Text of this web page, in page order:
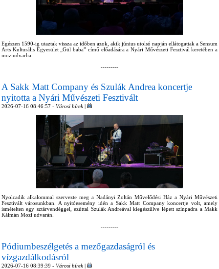
Egészen 1590-ig utaztak vissza az időben azok, akik június utolsó napján ellátogattak a Sensum
Arts Kulturális Egyesület „Gül baba” című előadására a Nyári Művészeti Fesztivál keretében a
moziudvarba.
---------
A Sakk Matt Company és Szulák Andrea koncertje
nyitotta a Nyári Művészeti Fesztivált
2026-07-16 08:46:57 - Városi hírek |
Nyolcadik alkalommal szervezte meg a Nadányi Zoltán Művelődési Ház a Nyári Művészeti
Fesztivált városunkban. A nyitóesemény idén a Sakk Matt Company koncertje volt, amely
ismételten egy sztárvendéggel, ezúttal Szulák Andreával kiegészülve lépett színpadra a Makk
Kálmán Mozi udvarán.
---------
Pódiumbeszélgetés a mezőgazdaságról és
vízgazdálkodásról
2026-07-16 08:39:39 - Városi hírek |